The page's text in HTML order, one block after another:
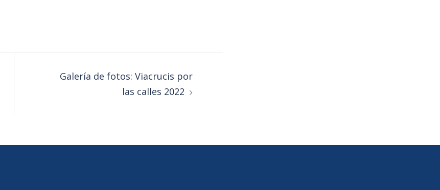
Galería de fotos: Viacrucis por
las calles 2022